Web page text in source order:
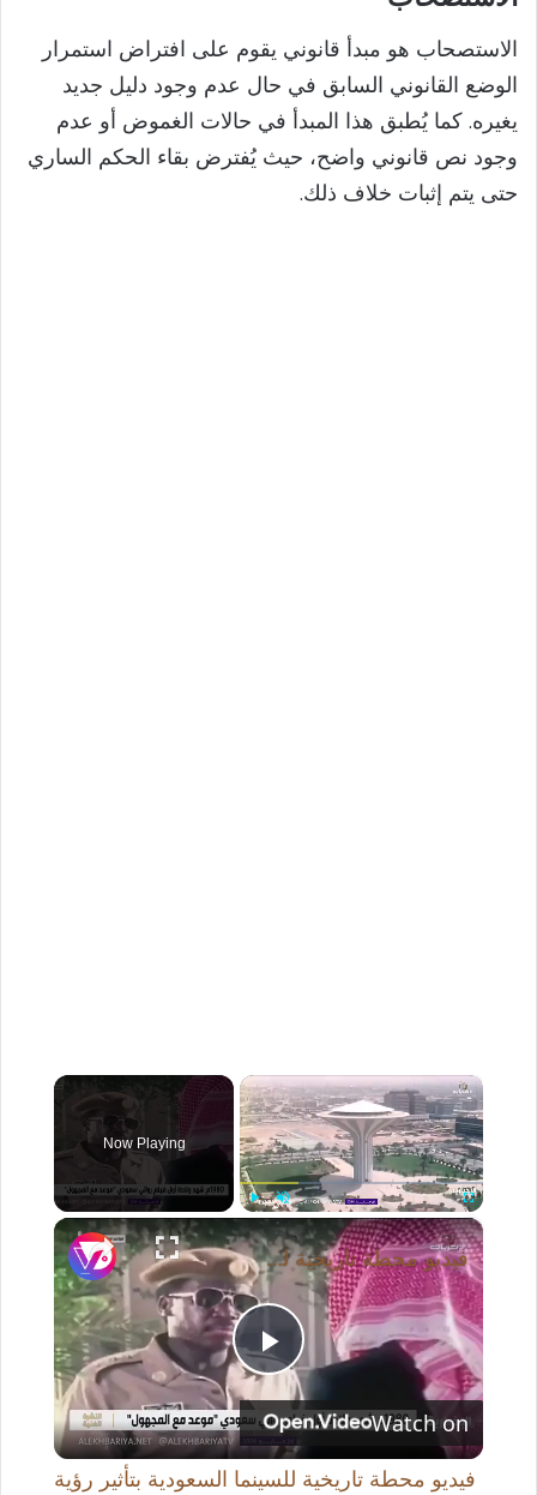
الاستصحاب هو مبدأ قانوني يقوم على افتراض استمرار
الوضع القانوني السابق في حال عدم وجود دليل جديد
يغيره. كما يُطبق هذا المبدأ في حالات الغموض أو عدم
وجود نص قانوني واضح، حيث يُفترض بقاء الحكم الساري
حتى يتم إثبات خلاف ذلك.
×
Unmute Fullscreen
Now Playing
×
P
l
فيديو محطة تاريخية للسينما السعودية بتأثير رؤية المملكة في وصول أول فيلم سعودي إلى مهرجان كان
Watch on
فيديو محطة تاريخية للسينما السعودية بتأثير رؤية